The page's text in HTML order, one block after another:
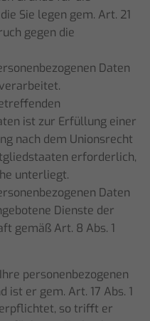
Sie legen gem. Art. 21
gegen die
Daten
ist zur Erfüllung einer
nach dem Unionsrecht
erforderlich,
unterliegt.
Daten
Dienste der
gemäß Art. 8 Abs. 1
personenbezogenen
er gem. Art. 17 Abs. 1
so trifft er